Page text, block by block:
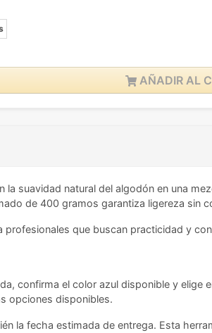
AÑADIR AL
suavidad natural del algodón en una
de 400 gramos garantiza ligereza sin
que buscan practicidad y
confirma el color azul disponible y elige
opciones disponibles.
la fecha estimada de entrega. Esta